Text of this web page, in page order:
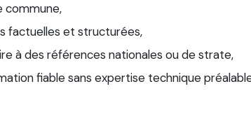
commune,
factuelles et structurées,
à des références nationales ou de strate,
fiable sans expertise technique